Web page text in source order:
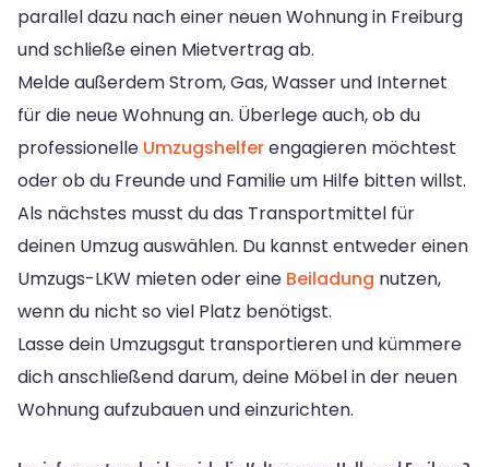
parallel dazu nach einer neuen Wohnung in Freiburg
und schließe einen Mietvertrag ab.
Melde außerdem Strom, Gas, Wasser und Internet
für die neue Wohnung an. Überlege auch, ob du
professionelle Umzugshelferengagieren möchtest
oder ob du Freunde und Familie um Hilfe bitten willst.
Als nächstes musst du das Transportmittel für
deinen Umzug auswählen. Du kannst entweder einen
Umzugs-LKW mieten oder eine Beiladung nutzen,
wenn du nicht so viel Platz benötigst.
Lasse dein Umzugsgut transportieren und kümmere
dich anschließend darum, deine Möbel in der neuen
Wohnung aufzubauen und einzurichten.